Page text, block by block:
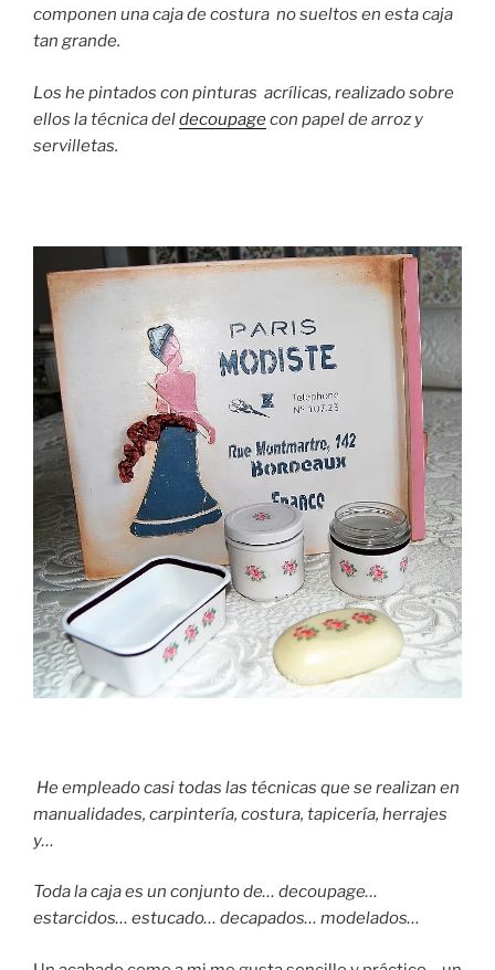
componen una caja de costura no sueltos en esta caja
tan grande.
Los he pintados con pinturas acrílicas, realizado sobre
ellos la técnica deldecoupagecon papel de arroz y
servilletas.
He empleado casi todas las técnicas que se realizan en
manualidades, carpintería, costura, tapicería, herrajes
y…
Toda la caja es un conjunto de… decoupage…
estarcidos… estucado… decapados… modelados…